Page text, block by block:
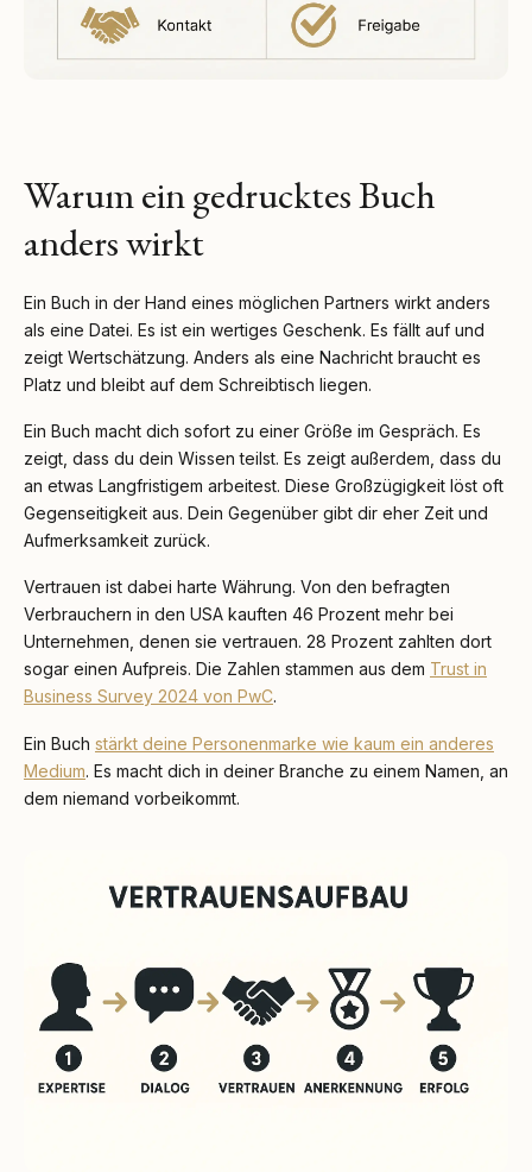
Warum ein gedrucktes Buch
anders wirkt
Ein Buch in der Hand eines möglichen Partners wirkt anders
als eine Datei. Es ist ein wertiges Geschenk. Es fällt auf und
zeigt Wertschätzung. Anders als eine Nachricht braucht es
Platz und bleibt auf dem Schreibtisch liegen.
Ein Buch macht dich sofort zu einer Größe im Gespräch. Es
zeigt, dass du dein Wissen teilst. Es zeigt außerdem, dass du
an etwas Langfristigem arbeitest. Diese Großzügigkeit löst oft
Gegenseitigkeit aus. Dein Gegenüber gibt dir eher Zeit und
Aufmerksamkeit zurück.
Vertrauen ist dabei harte Währung. Von den befragten
Verbrauchern in den USA kauften 46 Prozent mehr bei
Unternehmen, denen sie vertrauen. 28 Prozent zahlten dort
sogar einen Aufpreis. Die Zahlen stammen aus dem Trust in
Business Survey 2024 von PwC.
Ein Buch stärkt deine Personenmarke wie kaum ein anderes
Medium. Es macht dich in deiner Branche zu einem Namen, an
dem niemand vorbeikommt.